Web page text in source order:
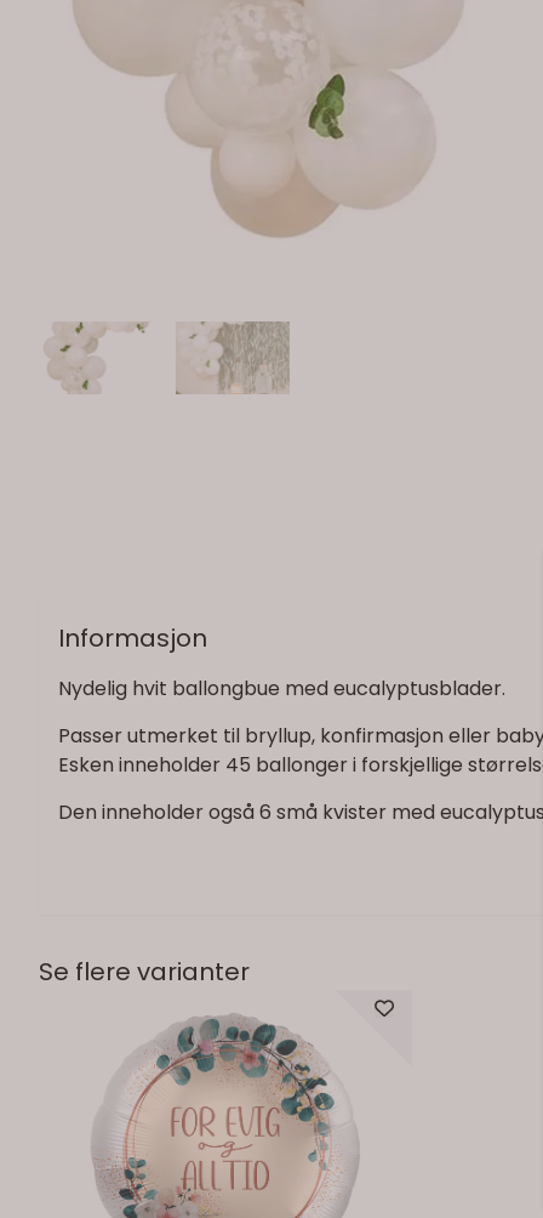
Informasjon
Nydelig hvit ballongbue med eucalyptusblader.
Passer utmerket til bryllup, konfirmasjon eller
Esken inneholder 45 ballonger i forskjellige
Den inneholder også 6 små kvister med
Se flere varianter
På lager